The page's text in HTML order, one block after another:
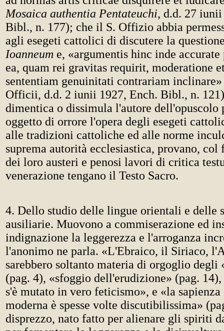
Mosaica authentia Pentateuchi, d.d. 27
Bibl., n. 177); che il S. Offizio abbia
agli esegeti cattolici di discutere la
Ioanneum e, «argumentis hinc inde accurate
ea, quam rei gravitas requirit, moderatione
sententiam genuinitati contrariam
Officii, d.d. 2 iunii 1927, Ench. Bibl., n.
dimentica o dissimula l'autore dell'opuscolo
oggetto di orrore l'opera degli esegeti
alle tradizioni cattoliche ed alle norme
suprema autorità ecclesiastica, provano, col
dei loro austeri e penosi lavori di critica
venerazione tengano il Testo Sacro.
4. Dello studio delle lingue orientali e delle
ausiliarie. Muovono a commiserazione ed
indignazione la leggerezza e l'arroganza
l'anonimo ne parla. «L'Ebraico, il Siriaco,
sarebbero soltanto materia di orgoglio
(pag. 4), «sfoggio dell'erudizione» (pag.
s'è mutato in vero feticismo», e «la
moderna è spesse volte discutibilissima»
disprezzo, nato fatto per alienare gli spiriti